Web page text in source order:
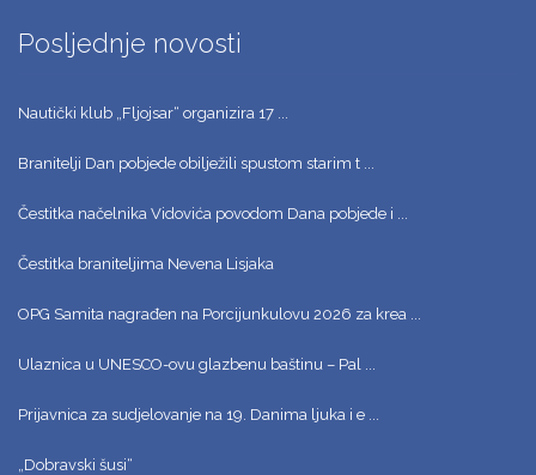
Posljednje novosti
Nautički klub „Fljojsar“ organizira 17 ...
Branitelji Dan pobjede obilježili spustom starim t ...
Čestitka načelnika Vidovića povodom Dana pobjede i ...
Čestitka braniteljima Nevena Lisjaka
OPG Samita nagrađen na Porcijunkulovu 2026 za krea ...
Ulaznica u UNESCO-ovu glazbenu baštinu – Pal ...
Prijavnica za sudjelovanje na 19. Danima ljuka i e ...
„Dobravski šusi“